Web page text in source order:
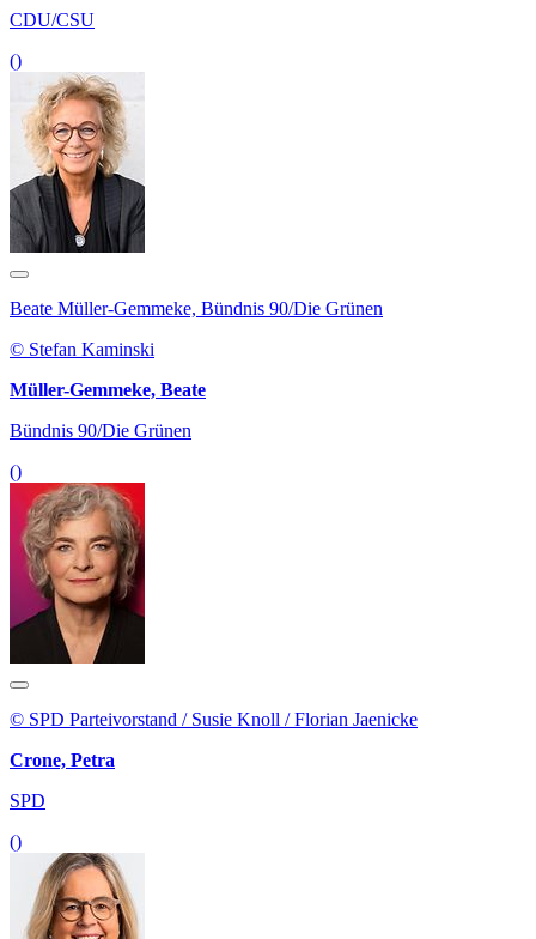
CDU/CSU
()
Beate Müller-Gemmeke, Bündnis 90/Die Grünen
© Stefan Kaminski
Müller-Gemmeke, Beate
Bündnis 90/Die Grünen
()
© SPD Parteivorstand / Susie Knoll / Florian Jaenicke
Crone, Petra
SPD
()